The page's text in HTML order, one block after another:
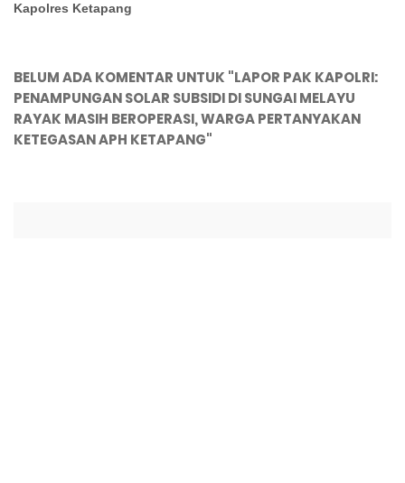
Kapolres Ketapang
BELUM ADA KOMENTAR UNTUK "LAPOR PAK KAPOLRI:
PENAMPUNGAN SOLAR SUBSIDI DI SUNGAI MELAYU
RAYAK MASIH BEROPERASI, WARGA PERTANYAKAN
KETEGASAN APH KETAPANG"